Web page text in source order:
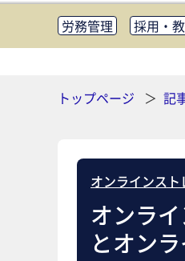
労務管理 採用・
知財管理
リスク
トップページ
記
オンラインス
オンラ
とオン